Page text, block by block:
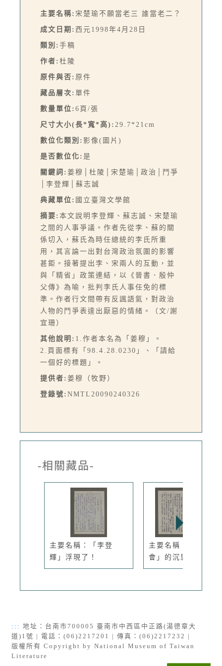
主要名稱: 宋楚瑜不願當老三 誰當老二？
成文日期: 西元1998年4月28日
類別: 手稿
作者: 杜陵
原件與否: 原件
藏品層次: 單件
數量單位: 6頁/張
尺寸大小(長*寬*高): 29.7*21cm
數位化類別: 影像(圖片)
是否數位化: 是
關鍵詞: 姜穆│杜陵│宋楚瑜│政治│鬥爭
│李登輝│蘇志誠
典藏單位: 國立臺灣文學館
摘要: 本文說明李登輝、蘇志誠、宋楚瑜
之間的人事爭議。作者先從李、蘇的關
係切入，蘇氏為時任總統的李氏所重
用，其言論一出對台灣政治氛圍的影響
甚鉅。接著提出李、宋兩人的互動，並
與「精省」政策連結，以《晉書．殷仲
父傳》為喻，批判李氏人事任免的標
準。作者行文間帶有反諷語氣，對政治
人物的鬥爭表達出厭惡的情緒。（文/謝
宜珊）
其他說明: 1.作者本名為「姜穆」。
2.頁面標有「98.4.28.0230」、「請給
一個好的標題」。
提供者: 姜穆（牧野）
登錄號: NMTL20090240326
-相關藏品-
主要名稱：「李登
輝」浮現了！
主要名稱：「國統
會」的沉思
::: 地址：台南市700005 臺南市中西區中正路(湯德章大
道)1號 | 電話：(06)2217201 | 傳真：(06)2217232 |
版權所有 Copyright by National Museum of Taiwan
Literature